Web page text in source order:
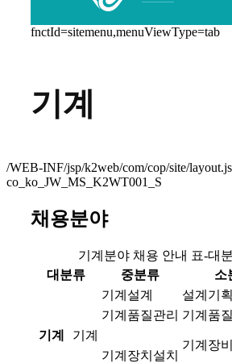
fnctId=sitemenu,menuViewType=tab
기계
/WEB-INF/jsp/k2web/com/cop/site/
co_ko_JW_MS_K2WT001_S
채용분야
기계분야 채용 안내 표-대
대분류
중분류 소
기계 기계
기계설계 설계기획
기계품질관리 기계품
기계장치설치
기계장